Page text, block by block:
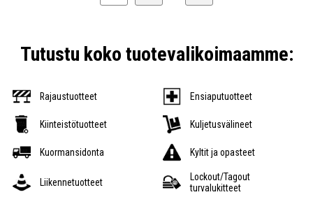
Tutustu koko tuotevalikoimaamme:
Rajaustuotteet Ensiaputuotteet
Kiinteistötuotteet Kuljetusvälineet
Kuormansidonta Kyltit ja opasteet
Liikennetuotteet
Lockout/Tagout
turvalukitteet